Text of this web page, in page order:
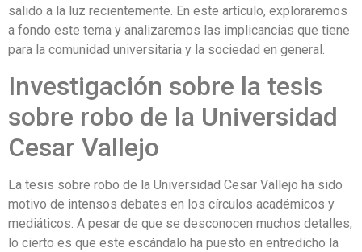
salido a la luz recientemente. En este artículo, exploraremos
a fondo este tema y analizaremos las implicancias que tiene
para la comunidad universitaria y la sociedad en general.
Investigación sobre la tesis
sobre robo de la Universidad
Cesar Vallejo
La tesis sobre robo de la Universidad Cesar Vallejo ha sido
motivo de intensos debates en los círculos académicos y
mediáticos. A pesar de que se desconocen muchos detalles,
lo cierto es que este escándalo ha puesto en entredicho la